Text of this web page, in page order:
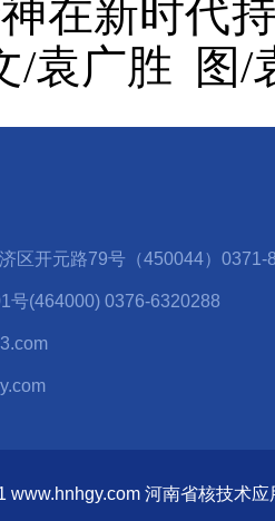
在新时代
/袁广胜 图/
区开元路79号（450044）0371-
号(464000) 0376-6320288
www.hnhgy.com 河南省核技术